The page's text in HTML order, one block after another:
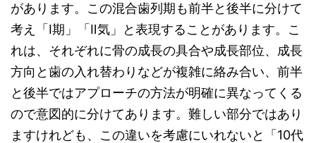
があります。この混合歯列期も前半と後半に分けて
考え「Ⅰ期」「Ⅱ気」と表現することがあります。こ
れは、それぞれに骨の成長の具合や成長部位、成長
方向と歯の入れ替わりなどが複雑に絡み合い、前半
と後半ではアプローチの方法が明確に異なってくる
ので意図的に分けてあります。難しい部分ではあり
ますけれども、この違いを考慮にいれないと「10代